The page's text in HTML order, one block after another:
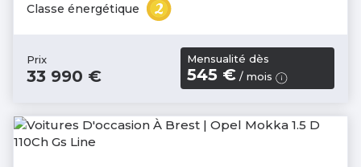
Classe énergétique
Prix
33 990 €
Mensualité dès
545 € / mois